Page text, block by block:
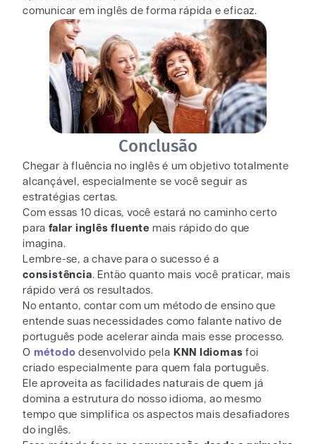
comunicar em inglês de forma rápida e eficaz.
Conclusão
Chegar à fluência no inglês é um objetivo totalmente
alcançável, especialmente se você seguir as
estratégias certas.
Com essas 10 dicas, você estará no caminho certo
para falar inglês fluente mais rápido do que
imagina.
Lembre-se, a chave para o sucesso é a
consistência. Então quanto mais você praticar, mais
rápido verá os resultados.
No entanto, contar com um método de ensino que
entende suas necessidades como falante nativo de
português pode acelerar ainda mais esse processo.
O método desenvolvido pela KNN Idiomas foi
criado especialmente para quem fala português.
Ele aproveita as facilidades naturais de quem já
domina a estrutura do nosso idioma, ao mesmo
tempo que simplifica os aspectos mais desafiadores
do inglês.